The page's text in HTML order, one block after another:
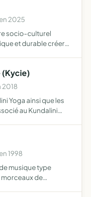
2025
socio-culturel
et durable créer
(Kycie)
2018
Yoga ainsi que les
au Kundalini
1998
musique type
de